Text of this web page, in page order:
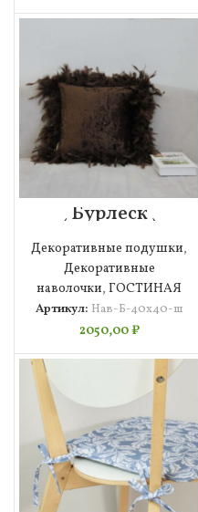
Бурлеск
(шоколад)
Наволочка
40х40
Декоративные подушки,
Декоративные
наволочки,ГОСТИНАЯ
Артикул: Нав-Б-40х40-ш
2050,00₽